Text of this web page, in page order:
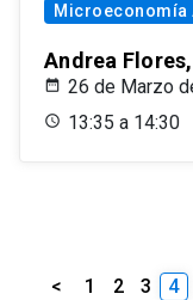
Microeconomía
Andrea Flores,
26 de Marzo
13:35 a 14:30
< 1 2 3 4